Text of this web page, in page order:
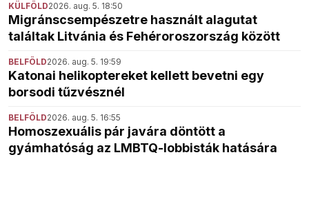
KÜLFÖLD2026. aug. 5. 18:50
Migránscsempészetre használt alagutat
találtak Litvánia és Fehéroroszország között
BELFÖLD2026. aug. 5. 19:59
Katonai helikoptereket kellett bevetni egy
borsodi tűzvésznél
BELFÖLD2026. aug. 5. 16:55
Homoszexuális pár javára döntött a
gyámhatóság az LMBTQ-lobbisták hatására